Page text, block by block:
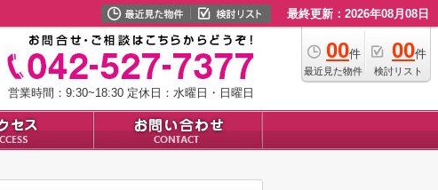
最終更新：2026年08月08日
00件
最近見た物件
00件
検討リスト
営業時間：9:30~18:30 定休日：水曜日・日曜日